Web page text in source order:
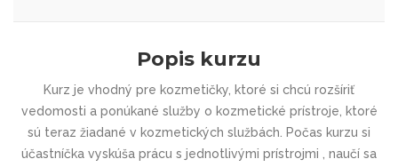
Popis kurzu
Kurz je vhodný pre kozmetičky, ktoré si chcú rozšíriť
vedomosti a ponúkané služby o kozmetické prístroje, ktoré
sú teraz žiadané v kozmetických službách. Počas kurzu si
účastníčka vyskúša prácu s jednotlivými prístrojmi , naučí sa